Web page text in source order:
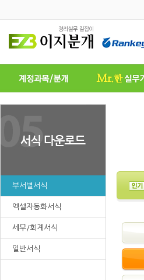
부서별서식
엑셀자동화서식
세무/회계서식
일반서식